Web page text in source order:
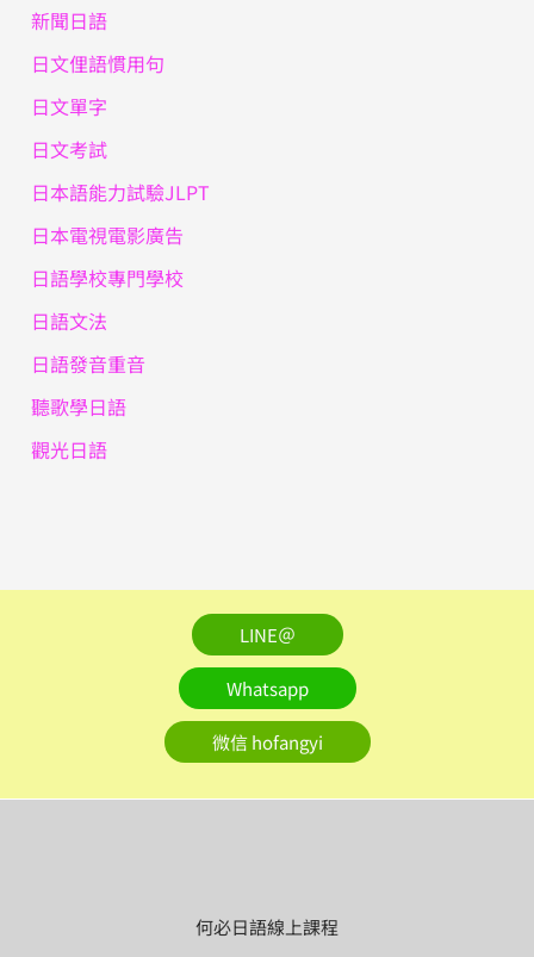
新聞日語
日文俚語慣用句
日文單字
日文考試
日本語能力試驗JLPT
日本電視電影廣告
日語學校專門學校
日語文法
日語發音重音
聽歌學日語
觀光日語
LINE＠
Whatsapp
微信 hofangyi
何必日語線上課程